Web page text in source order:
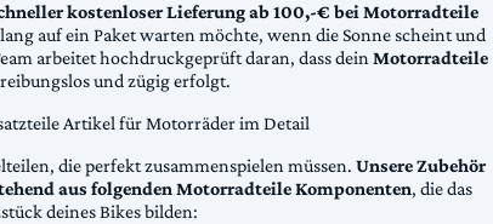
kostenloser Lieferung ab 100,-€ bei Motorradteile
auf ein Paket warten möchte, wenn die Sonne scheint und
arbeitet hochdruckgeprüft daran, dass deinMotorradteile
reibungslos und zügig erfolgt.
Artikel für Motorräder im Detail
die perfekt zusammenspielen müssen. Unsere Zubehör
aus folgenden Motorradteile Komponenten, die das
deines Bikes bilden: